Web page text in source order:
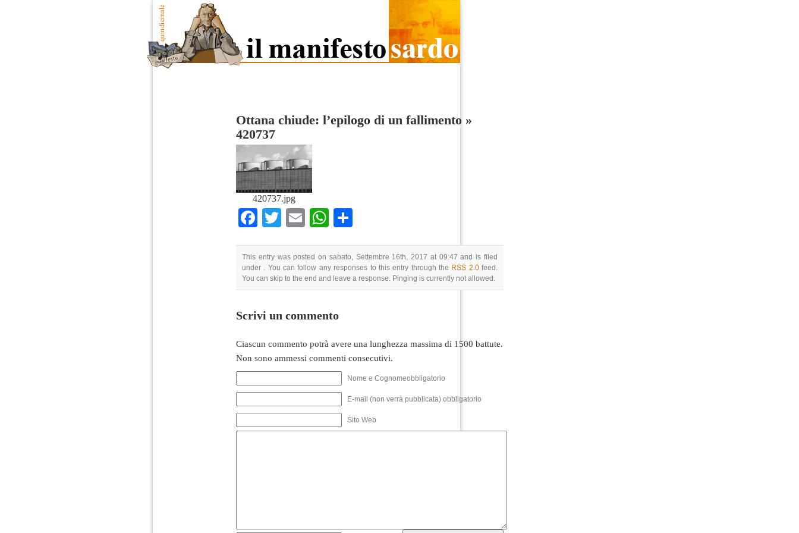
Ottana chiude: l’epilogo di un fallimento »
420737
420737.jpg
Facebook
TwitterEmailWhatsApp
This entry was posted on sabato, Settembre 16th, 2017 at 09:47 and is filed
under . You can follow any responses to this entry through the RSS 2.0feed.
You can skip to the end and leave a response. Pinging is currently not allowed.
Scrivi un commento
Ciascun commento potrà avere una lunghezza massima di 1500 battute.
Non sono ammessi commenti consecutivi.
Nome e Cognomeobbligatorio
E-mail (non verrà pubblicata) obbligatorio
Sito Web